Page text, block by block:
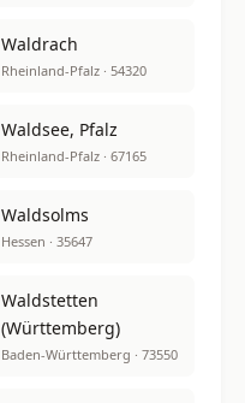
Waldrach
Rheinland-Pfalz · 54320
Waldsee, Pfalz
Rheinland-Pfalz · 67165
Waldsolms
Hessen · 35647
Waldstetten
(Württemberg)
Baden-Württemberg · 73550